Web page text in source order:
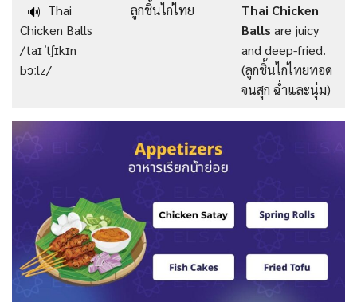
🔊 Thai
Chicken Balls
/taɪ ˈtʃɪkɪn
bɔːlz/
ลูกชิ้นไก่ไทย
Thai Chicken
Balls are juicy
and deep-fried.
(ลูกชิ้นไก่ไทยทอด
จนสุก ฉ่ำและนุ่ม)